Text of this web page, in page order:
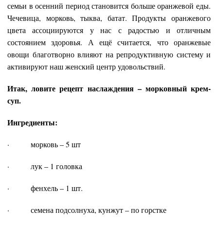
семьи в осенний период становится больше оранжевой еды.
Чечевица, морковь, тыква, батат. Продукты оранжевого
цвета ассоциируются у нас с радостью и отличным
состоянием здоровья. А ещё считается, что оранжевые
овощи благотворно влияют на репродуктивную систему и
активируют наш женский центр удовольствий.
Итак, ловите рецепт наслаждения – морковный крем-
суп.
Ингредиенты:
· морковь – 5 шт
· лук – 1 головка
· фенхель – 1 шт.
· семена подсолнуха, кунжут – по горстке